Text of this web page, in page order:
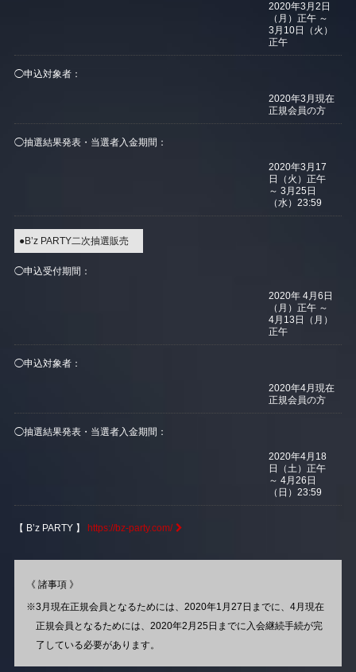
2020年3月2日
（月）正午 ～
3月10日（火）
正午
◯申込対象者：
2020年3月現在
正規会員の方
◯抽選結果発表・当選者入金期間：
2020年3月17
日（火）正午
～ 3月25日
（水）23:59
●B’z PARTY二次抽選販売
◯申込受付期間：
2020年 4月6日
（月）正午 ～
4月13日（月）
正午
◯申込対象者：
2020年4月現在
正規会員の方
◯抽選結果発表・当選者入金期間：
2020年4月18
日（土）正午
～ 4月26日
（日）23:59
【 B’z PARTY 】 https://bz-party.com/
《 諸事項 》
※3月現在正規会員となるためには、2020年1月27日までに、 4月現在
正規会員となるためには、2020年2月25日までに入会継続手続が完
了している必要があります。